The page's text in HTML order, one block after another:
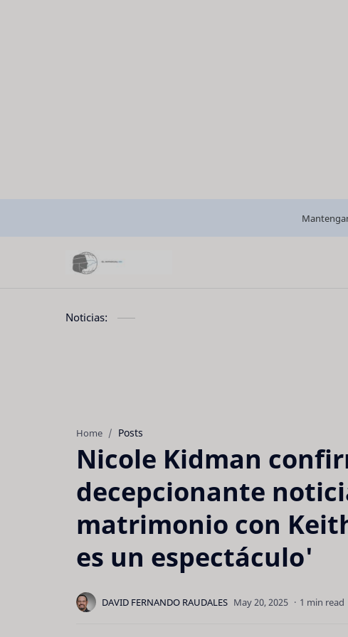
Noticias:
Home Posts
Nicole Kidman
decepcionante
matrimonio con
es un espectáculo'
1 min read